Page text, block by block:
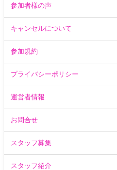
参加者様の声
キャンセルについて
参加規約
プライバシーポリシー
運営者情報
お問合せ
スタッフ募集
スタッフ紹介